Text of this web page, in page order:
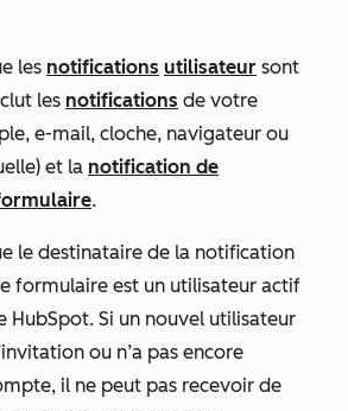
les notifications utilisateur sont
les notifications de votre
e-mail, cloche, navigateur ou
et la notification de
.
le destinataire de la notification
formulaire est un utilisateur actif
Si un nouvel utilisateur
ou n’a pas encore
il ne peut pas recevoir de